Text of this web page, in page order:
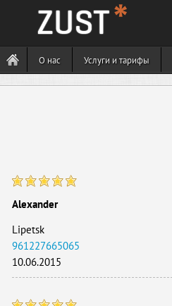
О нас Услуги и тарифы
Alexander
Lipetsk
961227665065
10.06.2015